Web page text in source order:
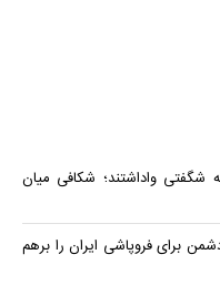
شگفتی واداشتند؛ شکافی میان
برای فروپاشی ایران را برهم